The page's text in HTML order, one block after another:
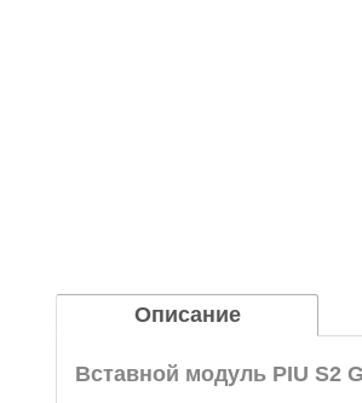
Описание
Вставной модуль PIU S2